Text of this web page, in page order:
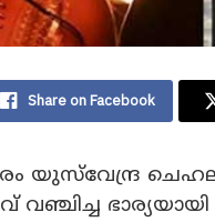
Share on Facebook
യുസ്‌വേന്ദ്ര
വഞ്ചിച്ച